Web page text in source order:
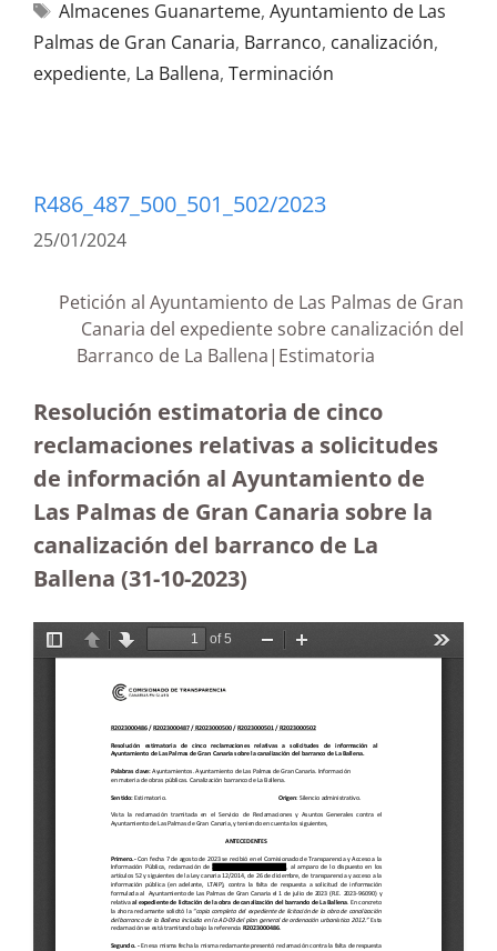
Almacenes Guanarteme, Ayuntamiento de Las
Palmas de Gran Canaria, Barranco, canalización,
expediente, La Ballena, Terminación
R486_487_500_501_502/2023
25/01/2024
Petición al Ayuntamiento de Las Palmas de Gran
Canaria del expediente sobre canalización del
Barranco de La Ballena|Estimatoria
Resolución estimatoria de cinco
reclamaciones relativas a solicitudes
de información al Ayuntamiento de
Las Palmas de Gran Canaria sobre la
canalización del barranco de La
Ballena (31-10-2023)